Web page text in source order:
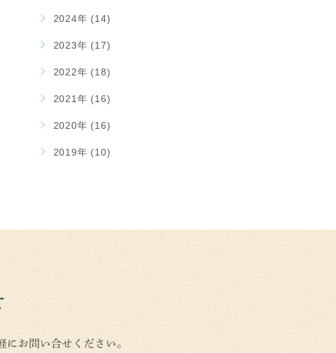
2024年 (14)
2023年 (17)
2022年 (18)
2021年 (16)
2020年 (16)
2019年 (10)
お問い合せください。